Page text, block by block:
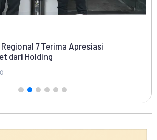
7 Terima Apresiasi
dari Holding
0